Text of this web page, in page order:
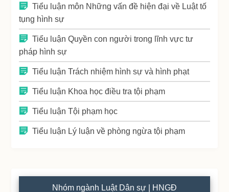
Tiểu luận môn Những vấn đề hiện đại về Luật tố
tụng hình sự
Tiểu luận Quyền con người trong lĩnh vực tư
pháp hình sự
Tiểu luận Trách nhiệm hình sự và hình phạt
Tiểu luận Khoa học điều tra tội phạm
Tiểu luận Tội phạm học
Tiểu luận Lý luận về phòng ngừa tội phạm
Nhóm ngành Luật Dân sự | HNGĐ